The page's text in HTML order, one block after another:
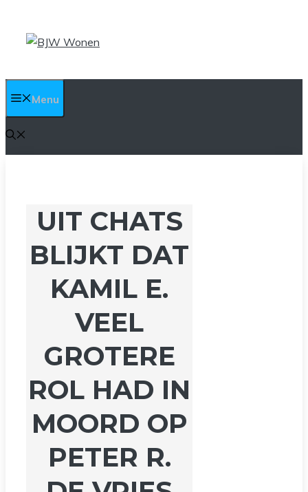
naar
Menu
UIT CHATS
BLIJKT DAT
KAMIL E.
VEEL
GROTERE
ROL HAD IN
MOORD OP
PETER R.